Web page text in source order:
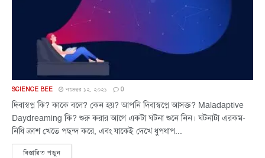
SCIENCE BEE নভেম্বর ১২, ২০২১ 0
দিবাস্বপ্ন কি? কাকে বলে? কেন হয়? আপনি দিবাস্বপ্নে আসক্ত? Maladaptive
Daydreaming কি? শুরু করার আগে একটা ঘটনা শুনে নিন। ঘটনাটা এরকম-
নিধি ক্রাশ খেতে পছন্দ করে, এবং যাকেই দেখে ধুপধাপ...
বিস্তারিত পড়ুন